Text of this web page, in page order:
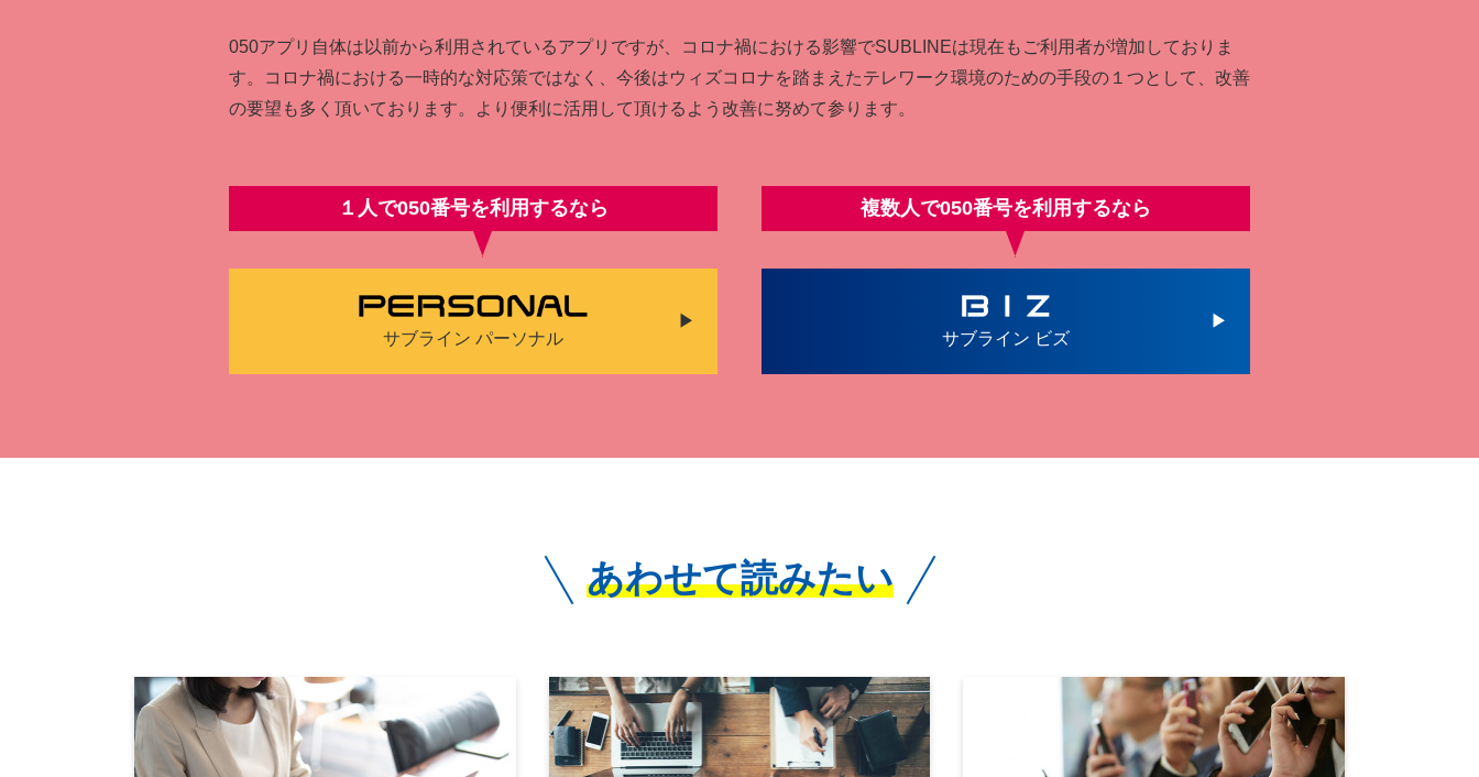
050アプリ⾃体は以前から利⽤されているアプリですが、コロナ禍における影響でSUBLINEは現在もご利⽤者が増加しておりま
す。コロナ禍における⼀時的な対応策ではなく、今後はウィズコロナを踏まえたテレワーク環境のための⼿段の１つとして、改善
の要望も多く頂いております。より便利に活⽤して頂けるよう改善に努めて参ります。
１人で050番号を利⽤するなら
サブライン パーソナル
複数人で050番号を利⽤するなら
サブライン ビズ
あわせて読みたい